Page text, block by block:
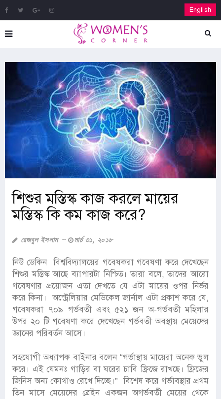
English
শিশুর মস্তিস্ক কাজ করলে মায়ের
মস্তিস্ক কি কম কাজ করে?
রেজবুল ইসলাম মার্চ ৩১, ২০১৮
নিউ ডেকিন বিশ্ববিদ্যালয়ের গবেষকরা গবেষণা করে দেখেছেন
শিশুর মস্তিস্ক আছে ব্যাপারটা নিশ্চিত। তারা বলে, তাদের আরো
গবেষণার প্রয়োজন এতা দেখতে যে এটা মায়ের ওপর নির্ভর
করে কিনা। অস্ট্রেলিয়ার মেডিকেল জার্নাল এটা প্রকাশ করে যে,
গবেষকরা ৭০৯ গর্ভবতী এবং ৫২১ জন অ-গর্ভবতী মহিলার
উপর ২০ টি গবেষণা করে দেখেছেন গর্ভবতী অবস্থায় মেয়েদের
জ্ঞানের পরিবর্তন আসে।
সহযোগী অধ্যাপক বাইনার বলেন “গর্ভাস্থায় মায়েরা অনেক ভুল
করে। এই যেমনঃ গাড়ির বা ঘরের চাবি ফ্রিজে রাখছে। ফ্রিজের
জিনিস অন্য কোথাও রেখে দিচ্ছে।” বিশেষ করে গর্ভাবস্থার প্রথম
তিন মাসে মেয়েদের ব্রেইন একজন অগর্ভবতী মেয়ের থেকে